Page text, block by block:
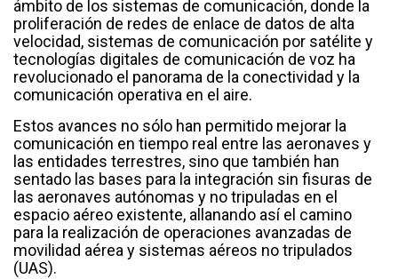
ámbito de los sistemas de comunicación, donde la
proliferación de redes de enlace de datos de alta
velocidad, sistemas de comunicación por satélite y
tecnologías digitales de comunicación de voz ha
revolucionado el panorama de la conectividad y la
comunicación operativa en el aire.
Estos avances no sólo han permitido mejorar la
comunicación en tiempo real entre las aeronaves y
las entidades terrestres, sino que también han
sentado las bases para la integración sin fisuras de
las aeronaves autónomas y no tripuladas en el
espacio aéreo existente, allanando así el camino
para la realización de operaciones avanzadas de
movilidad aérea y sistemas aéreos no tripulados
(UAS).